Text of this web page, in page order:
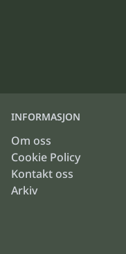
INFORMASJON
Om oss
Cookie Policy
Kontakt oss
Arkiv